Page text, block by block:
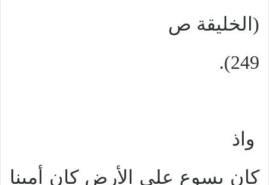
(الخليقة ص
249).
واذ
كان يسوع على الأرض كان أمينا